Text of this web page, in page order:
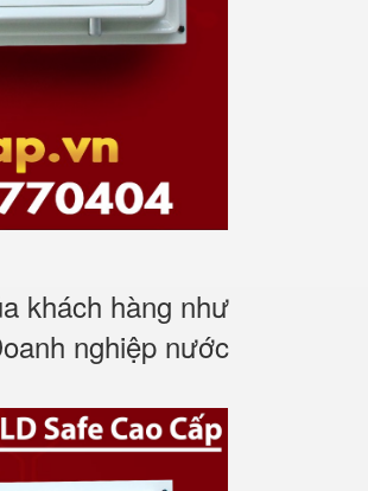
khách hàng như
nghiệp nước